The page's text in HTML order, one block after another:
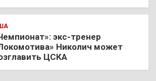
экс-тренер
Николич может
ЦСКА